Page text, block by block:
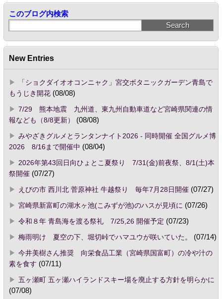
このブログ内検索
New Entries
「ショクダイオオコンニャク」宮交ボタニックガーデン青島で
もうじき開花(08/08)
7/29 熊本地震 九州道、東九州自動車道など宮崎県関連の情
報なども（8/8更新）
(08/08)
みやざきグルメとランタンナイト2026 - 同時開催 全国グルメ博
2026 8/16まで開催中 (08/04)
2026年第43回日向ひょとこ夏祭り 7/31(金)前夜祭、8/1(土)本
祭開催(07/27)
えびの市 西川北 菅原神社 牛越祭り 毎年7月28日開催(07/27)
宮崎県新富町の湖水ヶ池(こみずが池)のハスが見頃に (07/26)
令和８年 青島海を渡る祭礼 7/25,26 開催予定 (07/23)
梅雨明け 夏空の下、堀切峠でハマユウが咲いていた。
(07/14)
今井美樹さん推奨 向栄食品工業（宮崎県国富町）の冷や汁の
素を食す (07/11)
五ヶ瀬町 五ヶ瀬ハイランドスキー場を廃止する方針を明らかに
(07/08)